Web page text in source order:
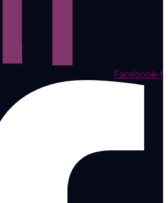
Facebook-f